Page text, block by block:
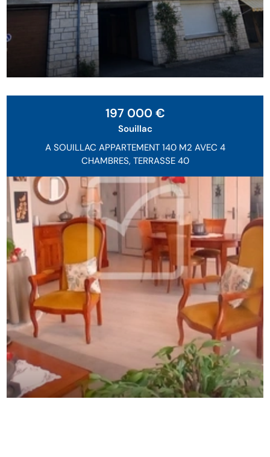
A SOUILLAC APPARTEMENT 140 M2 AVEC 4
CHAMBRES, TERRASSE 40
197 000 €
Souillac